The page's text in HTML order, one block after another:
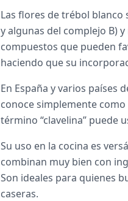
Las flores de trébol blanco
y algunas del complejo B)
compuestos que pueden
haciendo que su
En España y varios países
conoce simplemente como
término “clavelina” puede
Su uso en la cocina es
combinan muy bien con
Son ideales para quienes
caseras.